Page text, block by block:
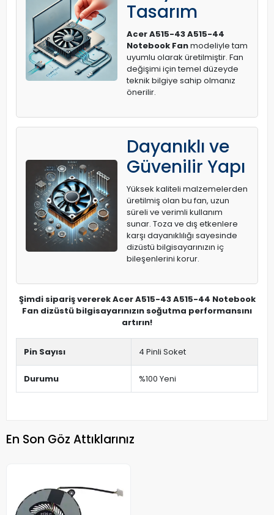
Tasarım
Acer A515-43 A515-44
Notebook Fanmodeliyle tam
uyumlu olarak üretilmiştir. Fan
değişimi için temel düzeyde
teknik bilgiye sahip olmanız
önerilir.
Dayanıklı ve
Güvenilir Yapı
Yüksek kaliteli malzemelerden
üretilmiş olan bu fan, uzun
süreli ve verimli kullanım
sunar. Toza ve dış etkenlere
karşı dayanıklılığı sayesinde
dizüstü bilgisayarınızın iç
bileşenlerini korur.
Şimdi sipariş vererek Acer A515-43 A515-44 Notebook
Fan dizüstü bilgisayarınızın soğutma performansını
artırın!
Pin Sayısı 4 Pinli Soket
Durumu %100 Yeni
En Son Göz Attıklarınız